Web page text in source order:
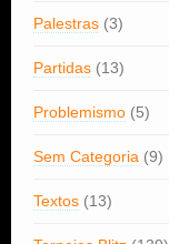
Palestras (3)
Partidas (13)
Problemismo (5)
Sem Categoria (9)
Textos (13)